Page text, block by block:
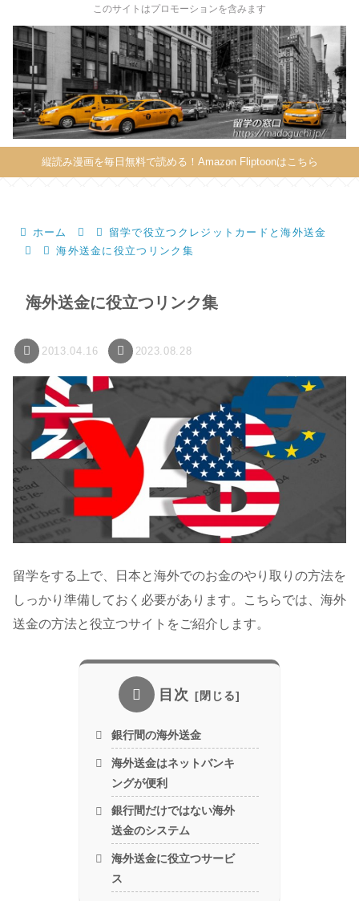
このサイトはプロモーションを含みます
縦読み漫画を毎日無料で読める！Amazon Fliptoonはこちら
ホーム
留学で役立つクレジットカードと海外送金
海外送金に役立つリンク集
海外送金に役立つリンク集
2013.04.16 2023.08.28
留学をする上で、日本と海外でのお金のやり取りの方法を
しっかり準備しておく必要があります。こちらでは、海外
送金の方法と役立つサイトをご紹介します。
目次
銀行間の海外送金
海外送金はネットバンキ
ングが便利
銀行間だけではない海外
送金のシステム
海外送金に役立つサービ
ス